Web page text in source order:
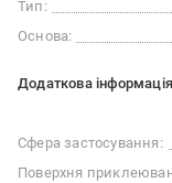
Тип:
Основа:
Додаткова інформація
Сфера застосування:
Поверхня